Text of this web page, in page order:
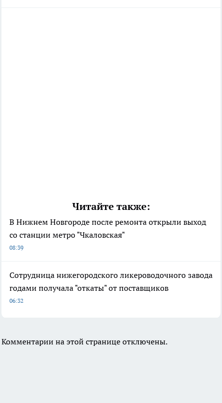
Читайте также:
В Нижнем Новгороде после ремонта открыли выход
со станции метро "Чкаловская"
08:39
Сотрудница нижегородского ликероводочного завода
годами получала "откаты" от поставщиков
06:32
Комментарии на этой странице отключены.